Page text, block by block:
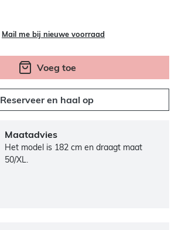
Mail me bij nieuwe voorraad
Voeg toe
Reserveer en haal op
Maatadvies
Het model is 182 cm en draagt maat
50/XL.